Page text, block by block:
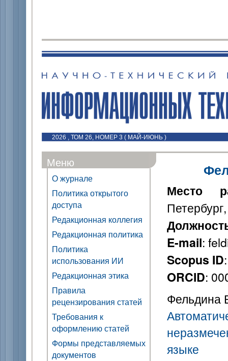
2026 , ТОМ 26, НОМЕР 3 ( МАЙ-ИЮНЬ )
Меню
О журнале
Политика открытого
доступа
Редакционная коллегия
Редакционная политика
Политика
использования ИИ
Редакционная этика
Правила
рецензирования статей
Требования к
оформлению статей
Формы представляемых
документов
Место
E-mail:
Scopus ID
ORCID:
Фельдина
языке